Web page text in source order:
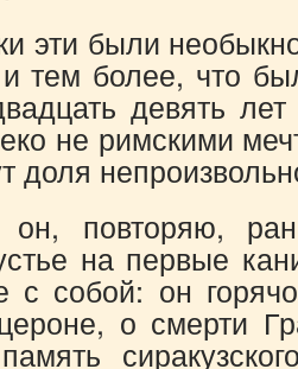
эти были
тем более, что
девять
не римскими
доля
он, повторяю,
на первые
с собой: он
о смерти